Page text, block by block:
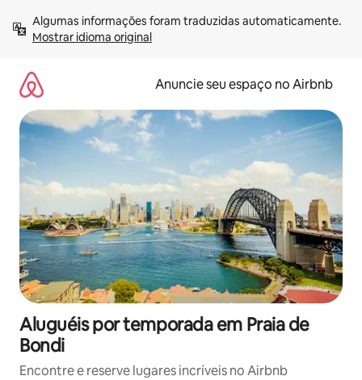
para
Mostrar idioma original
Anuncie seu espaço no Airbnb
Aluguéis por temporada em Praia de
Bondi
Encontre e reserve lugares incríveis no Airbnb